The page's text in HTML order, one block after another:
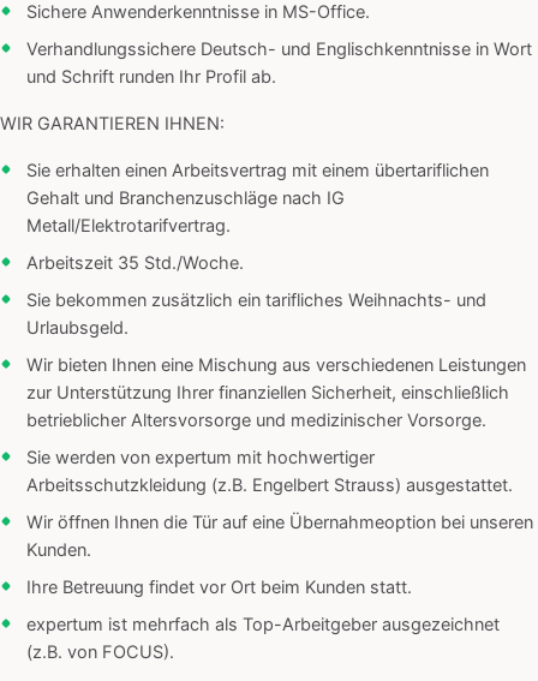
Sichere Anwenderkenntnisse in MS-Office.
Verhandlungssichere Deutsch- und Englischkenntnisse in Wort
und Schrift runden Ihr Profil ab.
WIR GARANTIEREN IHNEN:
Sie erhalten einen Arbeitsvertrag mit einem übertariflichen
Gehalt und Branchenzuschläge nach IG
Metall/Elektrotarifvertrag.
Arbeitszeit 35 Std./Woche.
Sie bekommen zusätzlich ein tarifliches Weihnachts- und
Urlaubsgeld.
Wir bieten Ihnen eine Mischung aus verschiedenen Leistungen
zur Unterstützung Ihrer finanziellen Sicherheit, einschließlich
betrieblicher Altersvorsorge und medizinischer Vorsorge.
Sie werden von expertum mit hochwertiger
Arbeitsschutzkleidung (z.B. Engelbert Strauss) ausgestattet.
Wir öffnen Ihnen die Tür auf eine Übernahmeoption bei unseren
Kunden.
Ihre Betreuung findet vor Ort beim Kunden statt.
expertum ist mehrfach als Top-Arbeitgeber ausgezeichnet
(z.B. von FOCUS).